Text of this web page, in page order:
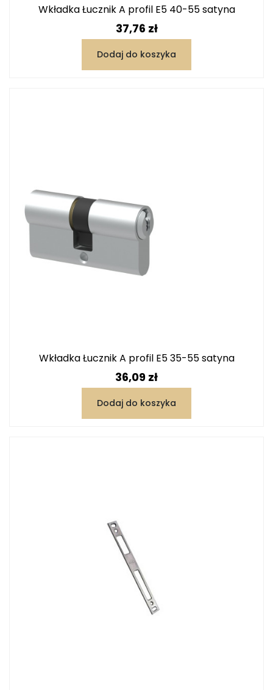
Wkładka Łucznik A profil E5 40-55 satyna
Cena
37,76 zł
Dodaj do koszyka
Wkładka Łucznik A profil E5 35-55 satyna
Cena
36,09 zł
Dodaj do koszyka